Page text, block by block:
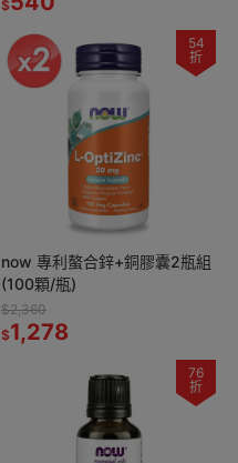
$
54
折
now 專利螯合鋅+銅膠囊2瓶組
(100顆/瓶)
$2,360
$1,278
76
折